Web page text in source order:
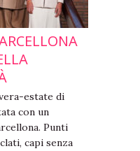
estate di
con un
Punti
capi senza